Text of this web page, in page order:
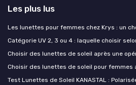
Les plus lus
Les lunettes pour femmes chez Krys : un
Catégorie UV 2, 3 ou 4 : laquelle choisir
Choisir des lunettes de soleil après une
Choisir des lunettes de soleil pour femmes
Test Lunettes de Soleil KANASTAL :